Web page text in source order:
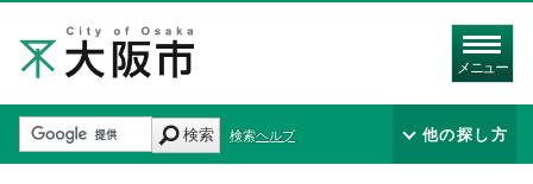
メニュー
検索 検索ヘルプ 他の探し方